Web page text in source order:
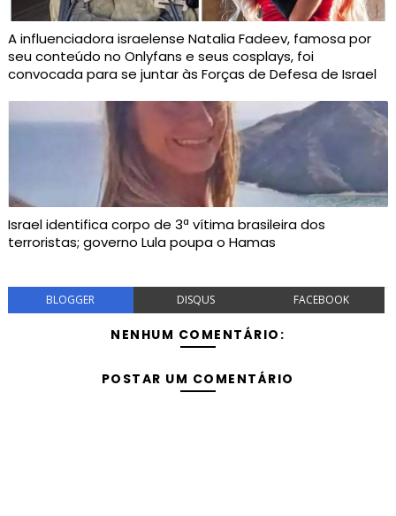
A influenciadora israelense Natalia Fadeev, famosa por
seu conteúdo no Onlyfans e seus cosplays, foi
convocada para se juntar às Forças de Defesa de Israel
Israel identifica corpo de 3ª vítima brasileira dos
terroristas; governo Lula poupa o Hamas
BLOGGER DISQUS FACEBOOK
NENHUM COMENTÁRIO:
POSTAR UM COMENTÁRIO